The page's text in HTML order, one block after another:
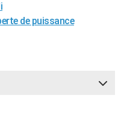
de puissance